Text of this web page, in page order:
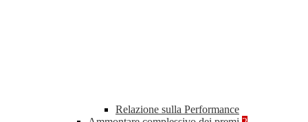
Relazione sulla Performance